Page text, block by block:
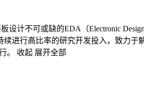
计不可或缺的EDA（Electronic
进行高比率的研究开发投入，致力
。 收起 展开全部